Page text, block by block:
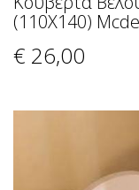
(110X140)
€ 26,00